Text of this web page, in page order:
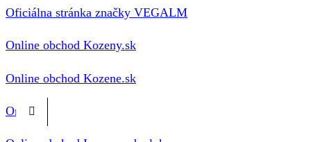
Oficiálna stránka značky VEGALM
Online obchod Kozeny.sk
Online obchod Kozene.sk
Online obchod Kozena-galanteria.eu